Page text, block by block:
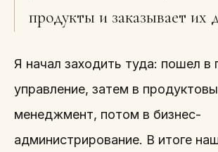
продукты и заказывает их
Я начал заходить туда: пошел в
управление, затем в
менеджмент, потом в бизнес-
администрирование. В итоге